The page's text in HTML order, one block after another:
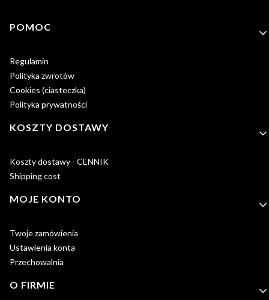
Linki w stopce
POMOC
Regulamin
Polityka zwrotów
Cookies (ciasteczka)
Polityka prywatności
KOSZTY DOSTAWY
Koszty dostawy - CENNIK
Shipping cost
MOJE KONTO
Twoje zamówienia
Ustawienia konta
Przechowalnia
O FIRMIE